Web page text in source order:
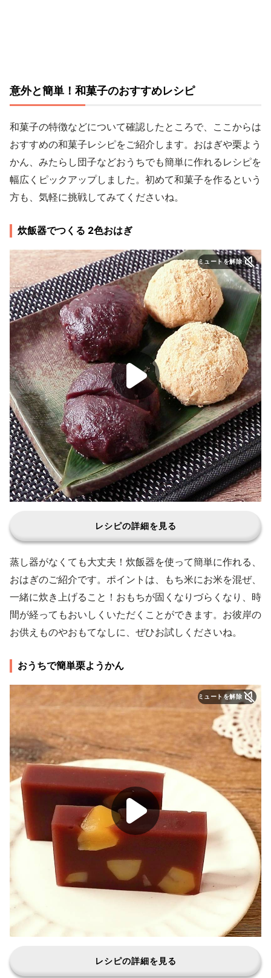
意外と簡単！和菓子のおすすめレシピ
和菓子の特徴などについて確認したところで、ここからは
おすすめの和菓子レシピをご紹介します。おはぎや栗よう
かん、みたらし団子などおうちでも簡単に作れるレシピを
幅広くピックアップしました。初めて和菓子を作るという
方も、気軽に挑戦してみてくださいね。
炊飯器でつくる 2色おはぎ
ミュートを解除
レシピの詳細を見る
蒸し器がなくても大丈夫！炊飯器を使って簡単に作れる、
おはぎのご紹介です。ポイントは、もち米にお米を混ぜ、
一緒に炊き上げること！おもちが固くなりづらくなり、時
間が経ってもおいしくいただくことができます。お彼岸の
お供えものやおもてなしに、ぜひお試しくださいね。
おうちで簡単栗ようかん
ミュートを解除
レシピの詳細を見る